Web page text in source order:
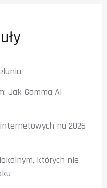
Jak Gamma AI
na 2026
których nie